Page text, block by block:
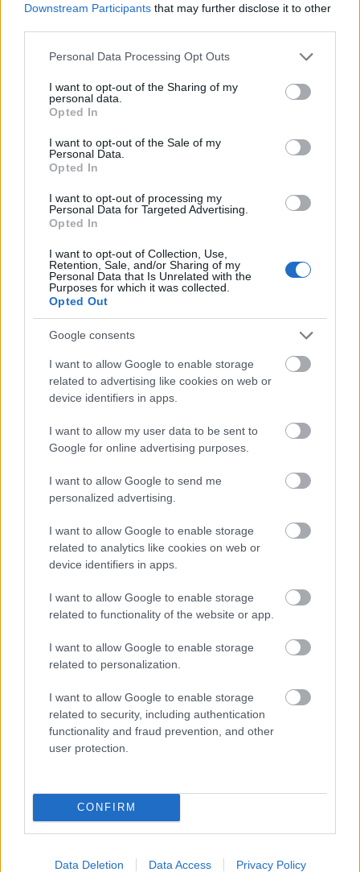
Downstream Participants that may further disclose it to other
Please note that this website/app uses one or more Google
not limited to your visit or usage behaviour. You may click to
grant or deny consent to Google and its third-party tags to
use your data for below specified purposes in below Google
consent section.
Personal Data Processing Opt Outs
I want to opt-out of the Sharing of my
personal data.
Opted In
I want to opt-out of the Sale of my
Personal Data.
Opted In
I want to opt-out of processing my
Personal Data for Targeted Advertising.
Opted In
I want to opt-out of Collection, Use,
Retention, Sale, and/or Sharing of my
Personal Data that Is Unrelated with the
Purposes for which it was collected.
Opted Out
Google consents
I want to allow Google to enable storage
related to advertising like cookies on web or
device identifiers in apps.
I want to allow my user data to be sent to
Google for online advertising purposes.
I want to allow Google to send me
personalized advertising.
I want to allow Google to enable storage
related to analytics like cookies on web or
device identifiers in apps.
I want to allow Google to enable storage
related to functionality of the website or app.
I want to allow Google to enable storage
related to personalization.
I want to allow Google to enable storage
related to security, including authentication
functionality and fraud prevention, and other
user protection.
CONFIRM
Data Deletion Data Access Privacy Policy
Tech| 2008.12.29 13:29
Üzlet| 2008.03.13 12:05
A Wi-Fi virus outbreak?
Félrekönyvelt részvényopciók az
23 milliárdot hozott Indiának az
Üzlet | 2006.06.02 10:53
Intel: közösségi PC Indiának
LEGFRISSEBB PCW